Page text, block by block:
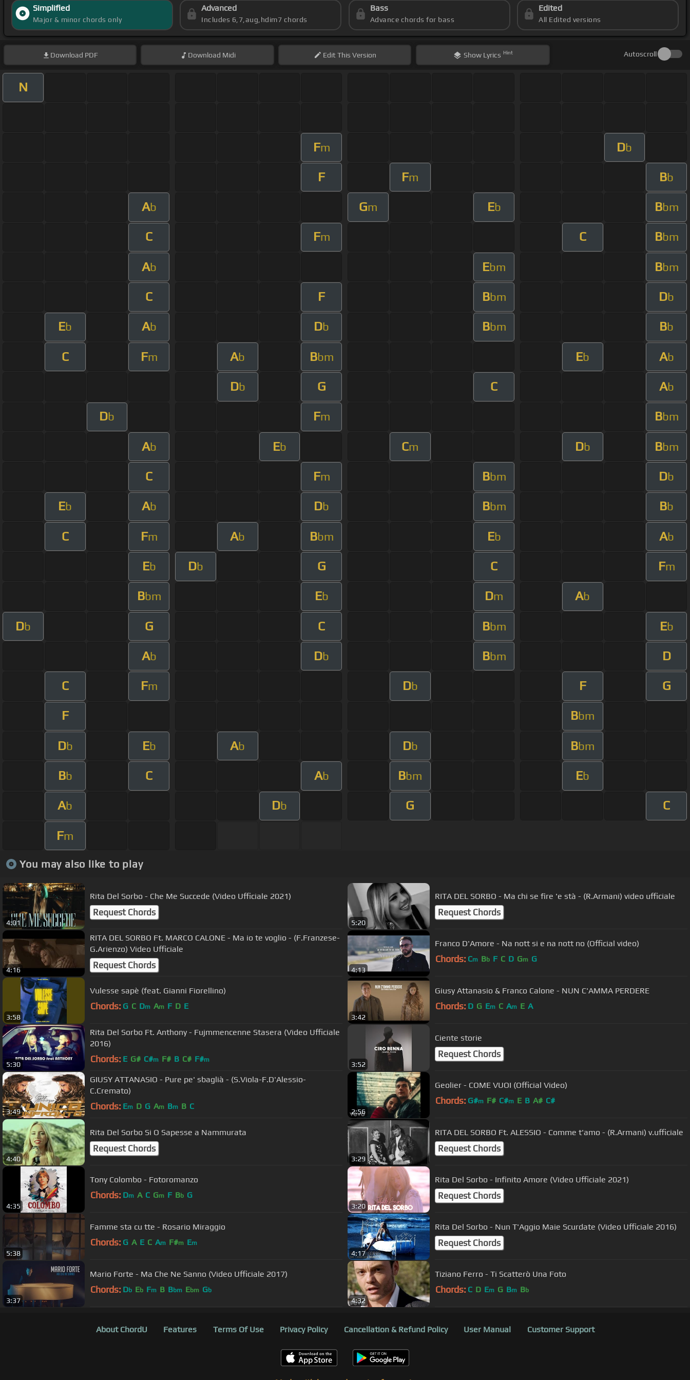
Simplified
Major & minor chords only
Advanced
Includes 6,7,aug,hdim7 chords
Bass
Advance chords for bass
Edited
All Edited versions
Download PDF Download Midi EditThis Version Show Lyrics Hint Autoscroll
N
Fm Db
F Fm Bb
Ab Gm Eb Bbm
C Fm C Bbm
Ab Ebm Bbm
C F Bbm Db
Eb Ab Db Bbm Bb
C Fm Ab Bbm Eb Ab
Db G C Ab
Db Fm Bbm
Ab Eb Cm Db Bbm
C Fm Bbm Db
Eb Ab Db Bbm Bb
C Fm Ab Bbm Eb Ab
Eb Db G C Fm
Bbm Eb Dm Ab
Db G C Bbm Eb
Ab Db Bbm D
C Fm Db F G
F Bbm
Db Eb Ab Db Bbm
Bb C Ab Bbm Eb
Ab Db G C
Fm
You may also like to play
4:01
Rita Del Sorbo - Che Me Succede (Video Ufficiale 2021)
Request Chords
5:20
RITA DEL SORBO - Ma chi se fire 'e stà - (R.Armani) video ufficiale
Request Chords
4:16
RITA DEL SORBO Ft. MARCO CALONE - Ma io te voglio - (F.Franzese-
G.Arienzo) Video Ufficiale
Request Chords 4:13
Franco D'Amore - Na nott si e na nott no (Official video)
Chords: Cm Bb F C D Gm G
3:58
Vulesse sapè (feat. Gianni Fiorellino)
Chords: G C Dm Am F D E
3:42
Giusy Attanasio & Franco Calone - NUN C'AMMA PERDERE
Chords: D G Em C Am E A
5:30
Rita Del Sorbo Ft. Anthony - Fujmmencenne Stasera (Video Ufficiale
2016)
Chords: E G# C#m F# B C# F#m
3:52
Ciente storie
Request Chords
3:49
GIUSY ATTANASIO - Pure pe' sbaglià - (S.Viola-F.D'Alessio-
C.Cremato)
Chords: Em D G Am Bm B C
2:56
Geolier - COME VUOI (Official Video)
Chords: G#m F# C#m E B A# C#
4:40
Rita Del Sorbo Si O Sapesse a Nammurata
Request Chords
3:29
RITA DEL SORBO Ft. ALESSIO - Comme t'amo - (R.Armani) v.ufficiale
Request Chords
4:35
Tony Colombo - Fotoromanzo
Chords: Dm A C Gm F Bb G
3:20
Rita Del Sorbo - Infinito Amore (Video Ufficiale 2021)
Request Chords
5:38
Famme sta cu tte - Rosario Miraggio
Chords: G A E C Am F#m Em
4:17
Rita Del Sorbo - Nun T'Aggio Maie Scurdate (Video Ufficiale 2016)
Request Chords
3:37
Mario Forte - Ma Che Ne Sanno (Video Ufficiale 2017)
Chords: Db Eb Fm B Bbm Ebm Gb
4:32
Tiziano Ferro - Ti Scatterò Una Foto
Chords: C D Em G Bm Bb
About ChordU Features Terms Of Use Privacy Policy Cancellation & Refund Policy User Manual Customer Support